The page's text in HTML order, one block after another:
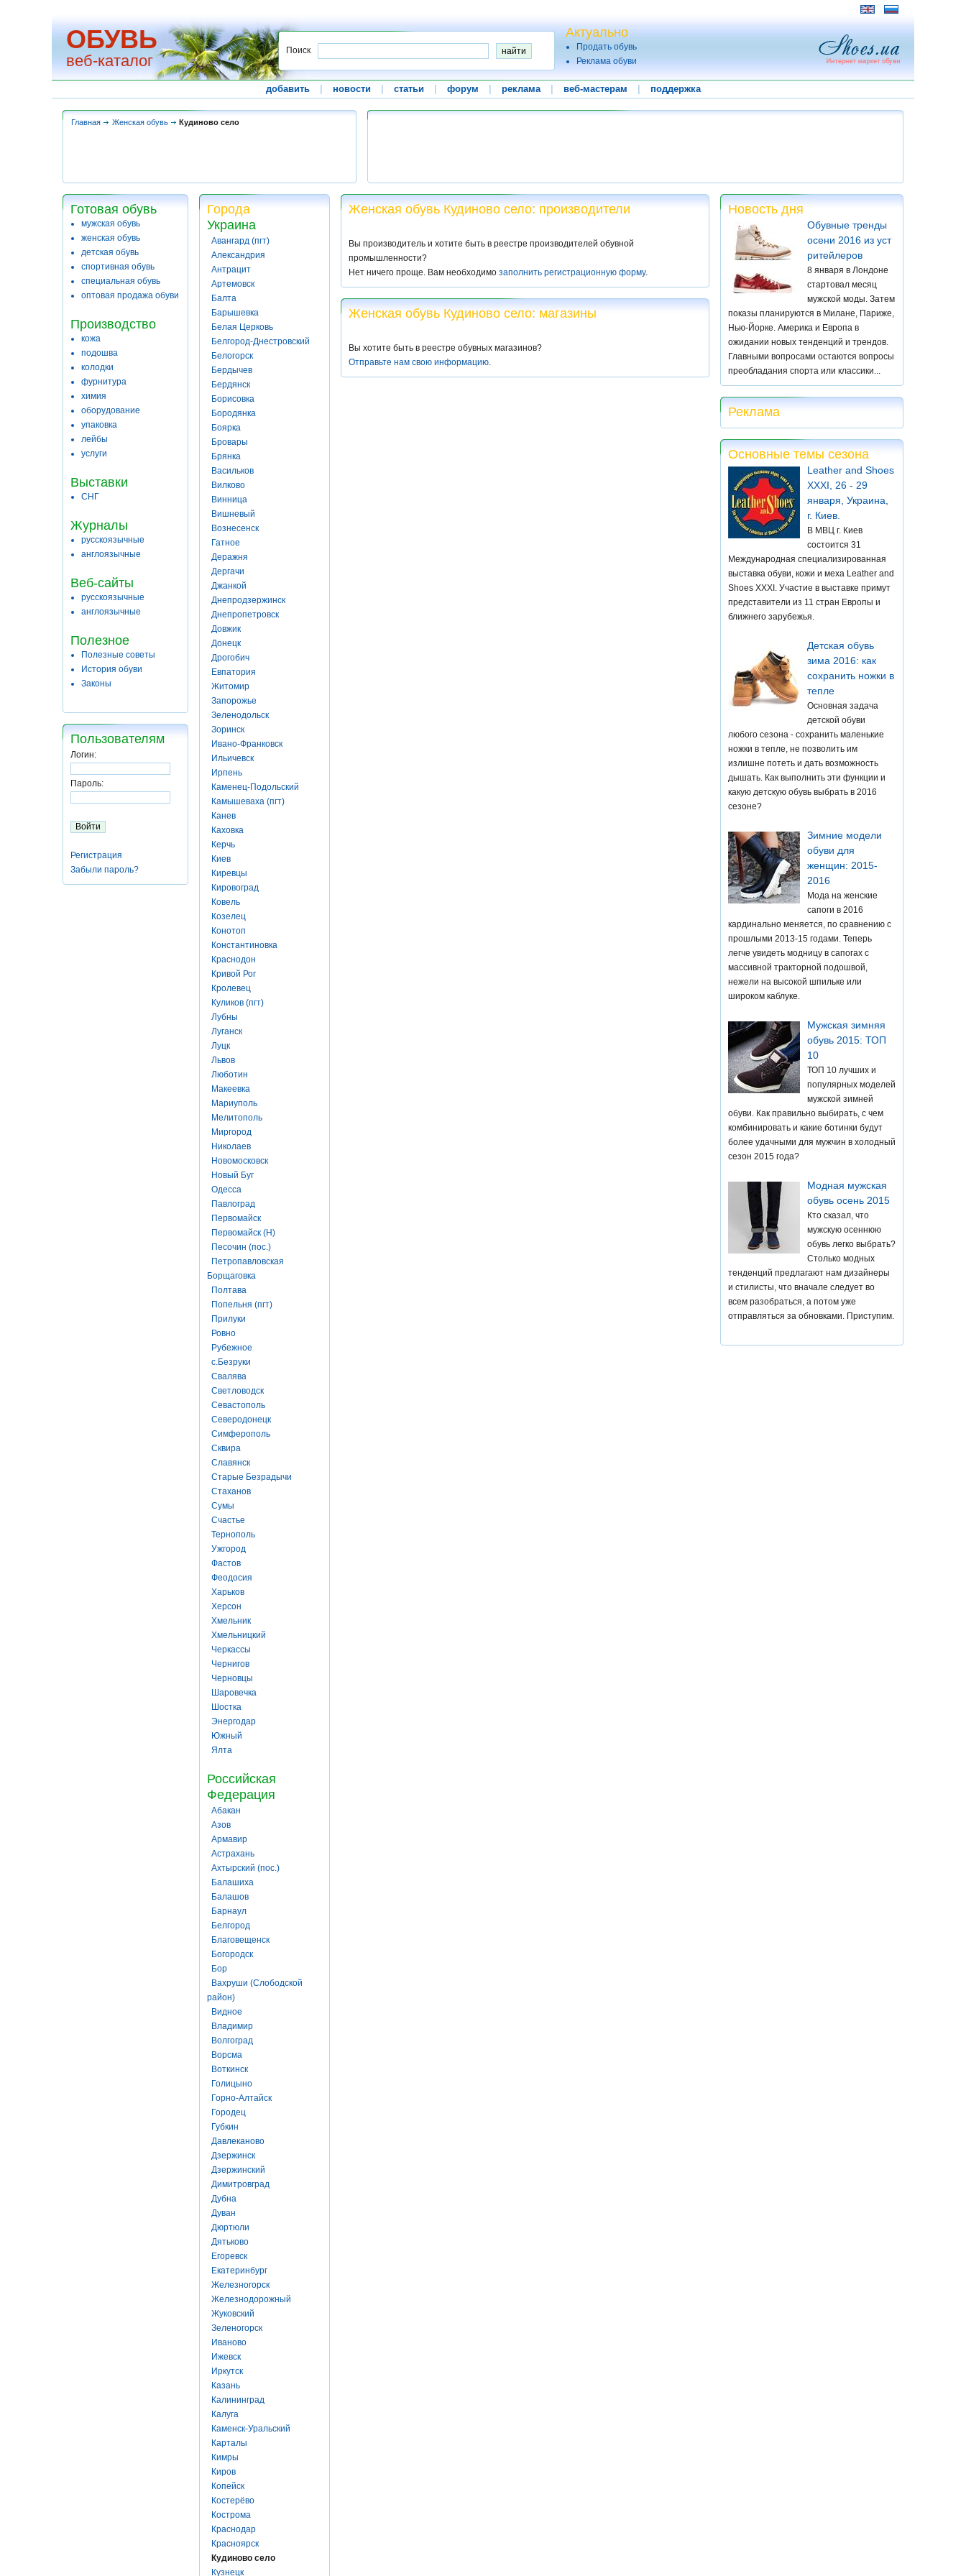
ОБУВЬ
веб-каталог
Поиск
Актуально
Продать обувь
Реклама обуви
добавить новости статьи форум реклама веб-мастерам поддержка
Главная Женская обувь Кудиново село
Готовая обувь
мужская обувь
женская обувь
детская обувь
спортивная обувь
специальная обувь
оптовая продажа обуви
Производство
кожа
подошва
колодки
фурнитура
химия
оборудование
упаковка
лейбы
услуги
Выставки
СНГ
Журналы
русскоязычные
англоязычные
Веб-сайты
русскоязычные
англоязычные
Полезное
Полезные советы
История обуви
Законы
Пользователям
Логин:
Пароль:
Регистрация
Забыли пароль?
Города
Украина
Авангард (пгт)
Александрия
Антрацит
Артемовск
Балта
Барышевка
Белая Церковь
Белгород-Днестровский
Белогорск
Бердычев
Бердянск
Борисовка
Бородянка
Боярка
Бровары
Брянка
Васильков
Вилково
Винница
Вишневый
Вознесенск
Гатное
Деражня
Дергачи
Джанкой
Днепродзержинск
Днепропетровск
Довжик
Донецк
Дрогобич
Евпатория
Житомир
Запорожье
Зеленодольск
Зоринск
Ивано-Франковск
Ильичевск
Ирпень
Каменец-Подольский
Камышеваха (пгт)
Канев
Каховка
Керчь
Киев
Киревцы
Кировоград
Ковель
Козелец
Конотоп
Константиновка
Краснодон
Кривой Рог
Кролевец
Куликов (пгт)
Лубны
Луганск
Луцк
Львов
Люботин
Макеевка
Мариуполь
Мелитополь
Миргород
Николаев
Новомосковск
Новый Буг
Одесса
Павлоград
Первомайск
Первомайск (Н)
Песочин (пос.)
Петропавловская
Борщаговка
Полтава
Попельня (пгт)
Прилуки
Ровно
Рубежное
с.Безруки
Свалява
Светловодск
Севастополь
Северодонецк
Симферополь
Сквира
Славянск
Старые Безрадычи
Стаханов
Сумы
Счастье
Тернополь
Ужгород
Фастов
Феодосия
Харьков
Херсон
Хмельник
Хмельницкий
Черкассы
Чернигов
Черновцы
Шаровечка
Шостка
Энергодар
Южный
Ялта
Российская
Федерация
Абакан
Азов
Армавир
Астрахань
Ахтырский (пос.)
Балашиха
Балашов
Барнаул
Белгород
Благовещенск
Богородск
Бор
Вахруши (Слободской
район)
Видное
Владимир
Волгоград
Ворсма
Воткинск
Голицыно
Горно-Алтайск
Городец
Губкин
Давлеканово
Дзержинск
Дзержинский
Димитровград
Дубна
Дуван
Дюртюли
Дятьково
Егоревск
Екатеринбург
Железногорск
Железнодорожный
Жуковский
Зеленогорск
Иваново
Ижевск
Иркутск
Казань
Калининград
Калуга
Каменск-Уральский
Карталы
Кимры
Киров
Копейск
Костерёво
Кострома
Краснодар
Красноярск
Кудиново село
Кузнецк
Женская обувь Кудиново село: производители
Вы производитель и хотите быть в реестре производителей обувной
промышленности?
Нет ничего проще. Вам необходимо заполнить регистрационную форму.
Женская обувь Кудиново село: магазины
Вы хотите быть в реестре обувных магазинов?
Отправьте нам свою информацию.
Новость дня
Обувные тренды
осени 2016 из уст
ритейлеров
8 января в Лондоне
стартовал месяц
мужской моды. Затем
показы планируются в Милане, Париже,
Нью-Йорке. Америка и Европа в
ожидании новых тенденций и трендов.
Главными вопросами остаются вопросы
преобладания спорта или классики...
Реклама
Основные темы сезона
Leather and Shoes
XXXI, 26 - 29
января, Украина,
г. Киев.
В МВЦ г. Киев
состоится 31
Международная специализированная
выставка обуви, кожи и меха Leather and
Shoes XXXI. Участие в выставке примут
представители из 11 стран Европы и
ближнего зарубежья.
Детская обувь
зима 2016: как
сохранить ножки в
тепле
Основная задача
детской обуви
любого сезона - сохранить маленькие
ножки в тепле, не позволить им
излишне потеть и дать возможность
дышать. Как выполнить эти функции и
какую детскую обувь выбрать в 2016
сезоне?
Зимние модели
обуви для
женщин: 2015-
2016
Мода на женские
сапоги в 2016
кардинально меняется, по сравнению с
прошлыми 2013-15 годами. Теперь
легче увидеть модницу в сапогах с
массивной тракторной подошвой,
нежели на высокой шпильке или
широком каблуке.
Мужская зимняя
обувь 2015: ТОП
10
ТОП 10 лучших и
популярных моделей
мужской зимней
обуви. Как правильно выбирать, с чем
комбинировать и какие ботинки будут
более удачными для мужчин в холодный
сезон 2015 года?
Модная мужская
обувь осень 2015
Кто сказал, что
мужскую осеннюю
обувь легко выбрать?
Столько модных
тенденций предлагают нам дизайнеры
и стилисты, что вначале следует во
всем разобраться, а потом уже
отправляться за обновками. Приступим.